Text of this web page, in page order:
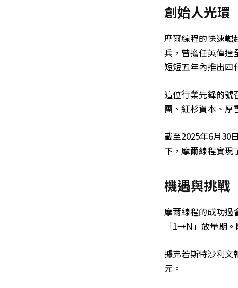
創始人光環
摩爾線程的快速崛
兵，曾擔任英偉達
短短五年內推出四
這位行業先鋒的號
團、紅杉資本、厚
截至2025年6月30
下，摩爾線程實現
機遇與挑戰
摩爾線程的成功過
「1→N」放量期
據弗若斯特沙利文
元。